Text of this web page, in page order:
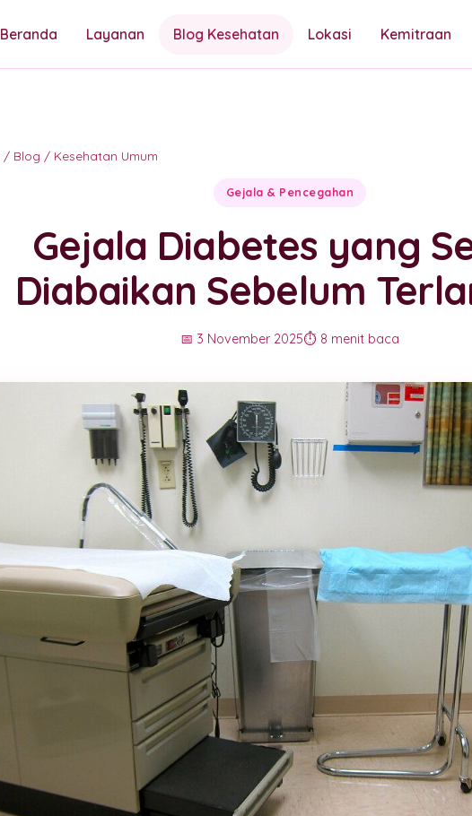
Beranda Layanan Blog Kesehatan Lokasi Kemitraan
/ Blog / Kesehatan Umum
Gejala & Pencegahan
Gejala Diabetes yang
Diabaikan Sebelum
📅 3 November 2025⏱️ 8 menit baca